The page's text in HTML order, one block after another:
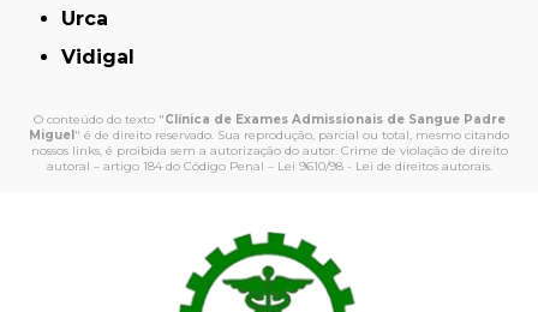
Urca
Vidigal
O conteúdo do texto "Clínica de Exames Admissionais de Sangue Padre
Miguel" é de direito reservado. Sua reprodução, parcial ou total, mesmo citando
nossos links, é proibida sem a autorização do autor. Crime de violação de direito
autoral – artigo 184 do Código Penal – Lei 9610/98 - Lei de direitos autorais.